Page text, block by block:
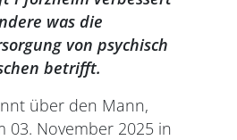
was die
von psychisch
betrifft.
über den Mann,
03. November 2025 in